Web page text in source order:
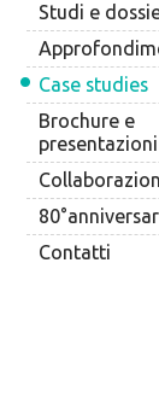
Studi e
Case studies
Brochure e
presentazioni
Contatti